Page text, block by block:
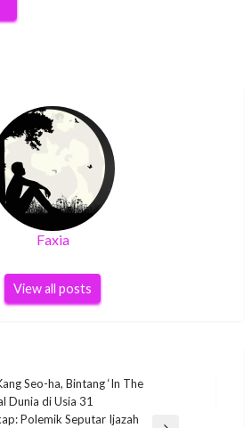
Faxia
View all posts
Seo-ha, Bintang ‘In The
Dunia di Usia 31
Polemik Seputar Ijazah